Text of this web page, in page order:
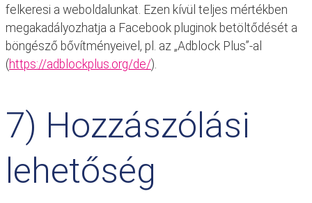
felkeresi a weboldalunkat. Ezen kívül teljes mértékben
megakadályozhatja a Facebook pluginok betöltődését a
böngésző bővítményeivel, pl. az „Adblock Plus”-al
(https://adblockplus.org/de/).
7) Hozzászólási
lehetőség